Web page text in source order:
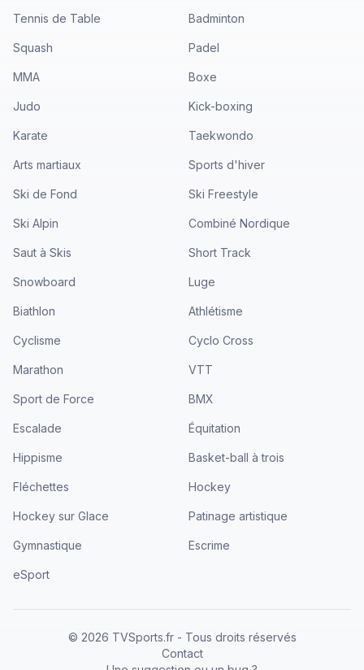
Tennis de Table Badminton
Squash Padel
MMA Boxe
Judo Kick-boxing
Karate Taekwondo
Arts martiaux Sports d'hiver
Ski de Fond Ski Freestyle
Ski Alpin Combiné Nordique
Saut à Skis Short Track
Snowboard Luge
Biathlon Athlétisme
Cyclisme Cyclo Cross
Marathon VTT
Sport de Force BMX
Escalade Équitation
Hippisme Basket-ball à trois
Fléchettes Hockey
Hockey sur Glace Patinage artistique
Gymnastique Escrime
eSport
© 2026 TVSports.fr - Tous droits réservés
Contact